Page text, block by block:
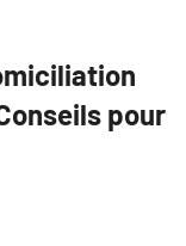
pour